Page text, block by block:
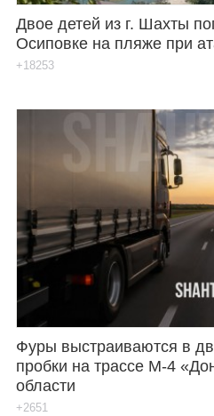
Двое детей из г. Шахты
Осиповке на пляже при
+18253
Фуры выстраиваются в
пробки на трассе М-4
области
+2651